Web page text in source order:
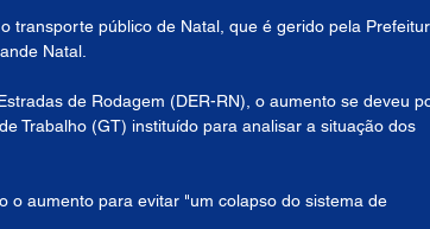
transporte público de Natal, que é gerido pela
Natal.
de Rodagem (DER-RN), o aumento se deveu
Trabalho (GT) instituído para analisar a situação dos
o aumento para evitar "um colapso do sistema de